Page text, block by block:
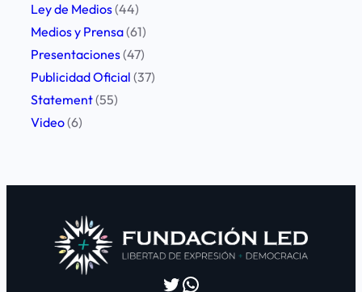
Ley de Medios(44)
Medios y Prensa(61)
Presentaciones(47)
Publicidad Oficial (37)
Statement(55)
Video(6)
Twitter
WhatsApp